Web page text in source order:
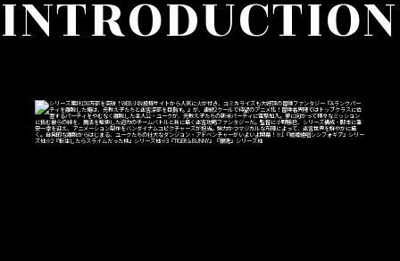
INTRODUCTION